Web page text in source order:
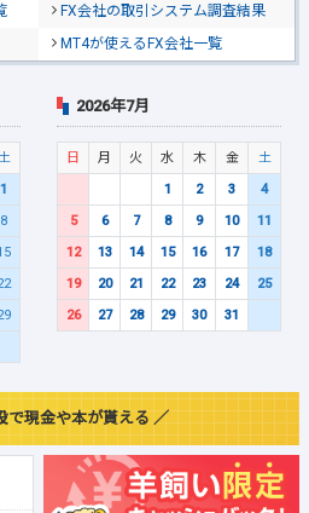
FX会社の取引システム調査結果
MT4が使えるFX会社一覧
1
8
2026年7月
日 月 火 水 木 金
土
1
2 3
4
5
6 7 8 9 10
11
12
13 14 15 16 17
18
19
20 21 22 23 24
25
26
27 28 29 30 31
で現金や本が貰える ／